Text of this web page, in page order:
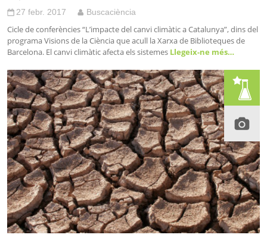
27 febr. 2017 Buscaciència
Cicle de conferències “L’impacte del canvi climàtic a Catalunya”, dins del
programa Visions de la Ciència que acull la Xarxa de Biblioteques de
Barcelona. El canvi climàtic afecta els sistemes Llegeix-ne més…